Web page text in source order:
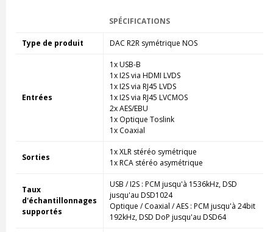
SPÉCIFICATIONS
Type de produit DAC R2R symétrique NOS
Entrées
1x USB-B
1x I2S via HDMI LVDS
1x I2S via RJ45 LVDS
1x I2S via RJ45 LVCMOS
2x AES/EBU
1x Optique Toslink
1x Coaxial
Sorties
1x XLR stéréo symétrique
1x RCA stéréo asymétrique
Taux
d'échantillonnages
supportés
USB / I2S : PCM jusqu'à 1536kHz, DSD
jusqu'au DSD1024
Optique / Coaxial / AES : PCM jusqu'à 24bit
192kHz, DSD DoP jusqu'au DSD64